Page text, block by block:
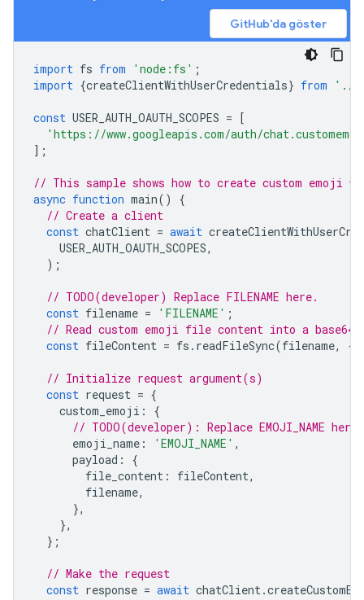
GitHub'da göster
import fs from 'node:fs' ;
import {createClientWithUserCredentials} from './
const USER_AUTH_OAUTH_SCOPES = [
'https://www.googleapis.com/auth/
];
// This sample shows how to create custom emoji
async function main()
{
// Create a client
const chatClient = await
USER_AUTH_OAUTH_SCOPES,
);
// TODO(developer) Replace FILENAME here.
const filename = 'FILENAME' ;
// Read custom emoji file content into a base64
const fileContent = fs . readFileSync(filename, {
// Initialize request argument(s)
const request = {
custom_emoji :
{
// TODO(developer): Replace EMOJI_NAME here.
emoji_name : 'EMOJI_NAME' ,
payload :
{
file_content : fileContent,
filename,
},
},
};
// Make the request
const response = await chatClient.